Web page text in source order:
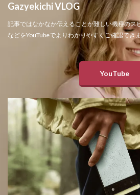
Gazyekichi VLOG
記事ではなかなか伝えることが難しい機種のス
などをYouTubeでよりわかりやすくご確認でき
YouTube